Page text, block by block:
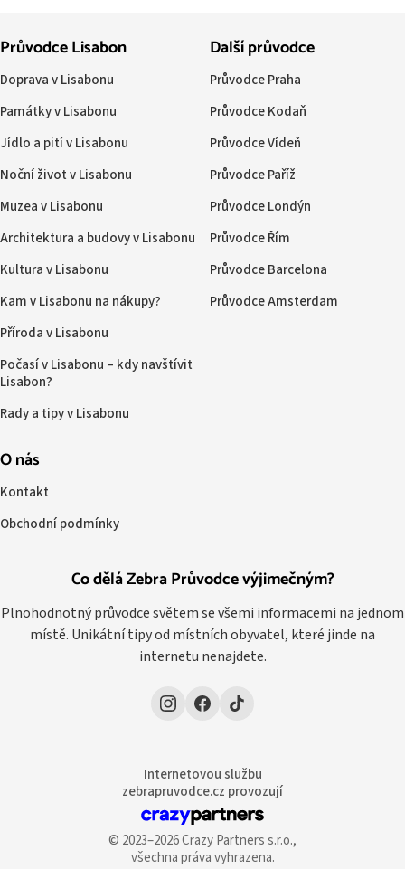
Co dělá Zebra Průvodce výjimečným?
Plnohodnotný průvodce světem se všemi informacemi na jednom
místě. Unikátní tipy od místních obyvatel, které jinde na
internetu nenajdete.
Průvodce Lisabon
Doprava v Lisabonu
Památky v Lisabonu
Jídlo a pití v Lisabonu
Noční život v Lisabonu
Muzea v Lisabonu
Architektura a budovy v Lisabonu
Kultura v Lisabonu
Kam v Lisabonu na nákupy?
Příroda v Lisabonu
Počasí v Lisabonu – kdy navštívit
Lisabon?
Rady a tipy v Lisabonu
Další průvodce
Průvodce Praha
Průvodce Kodaň
Průvodce Vídeň
Průvodce Paříž
Průvodce Londýn
Průvodce Řím
Průvodce Barcelona
Průvodce Amsterdam
O nás
Kontakt
Obchodní podmínky
Internetovou službu
zebrapruvodce.cz provozují
© 2023–2026 Crazy Partners s.r.o.,
všechna práva vyhrazena.